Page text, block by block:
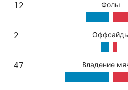
12 Фолы
2
47 Владение